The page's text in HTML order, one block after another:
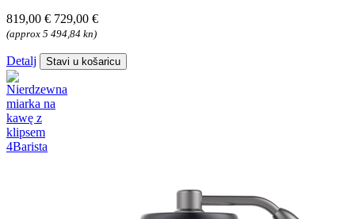
819,00 € 729,00 €
(approx 5 494,84 kn)
Detalj Stavi u košaricu